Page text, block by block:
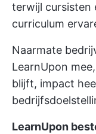
terwijl cursisten
curriculum
Naarmate
LearnUpon
blijft, impact
LearnUpon